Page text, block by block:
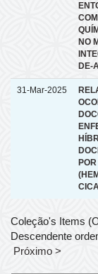
NO
DE-
31-Mar-2025
Coleção's Items
Descendente
Próximo >